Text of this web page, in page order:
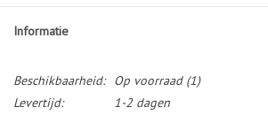
Informatie
Beschikbaarheid: Op voorraad(1)
Levertijd:
1-2 dagen